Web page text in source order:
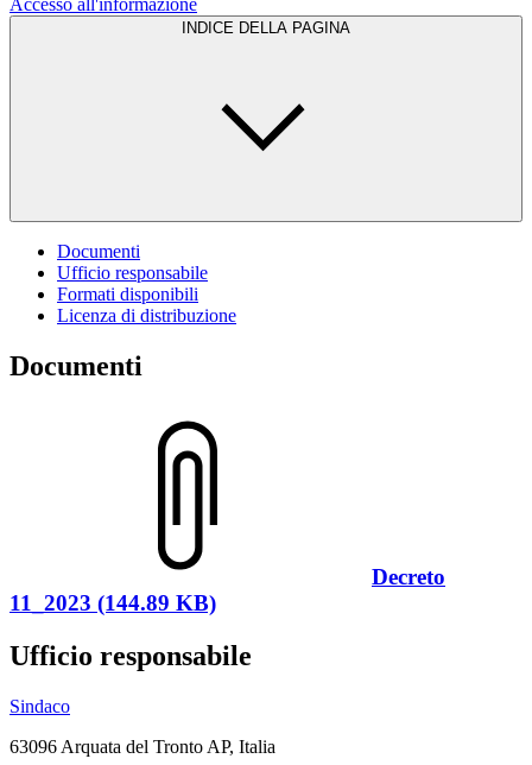
INDICE DELLA PAGINA
Documenti
Ufficio responsabile
Formati disponibili
Licenza di distribuzione
Documenti
Decreto
11_2023 (144.89 KB)
Ufficio responsabile
Sindaco
63096 Arquata del Tronto AP, Italia